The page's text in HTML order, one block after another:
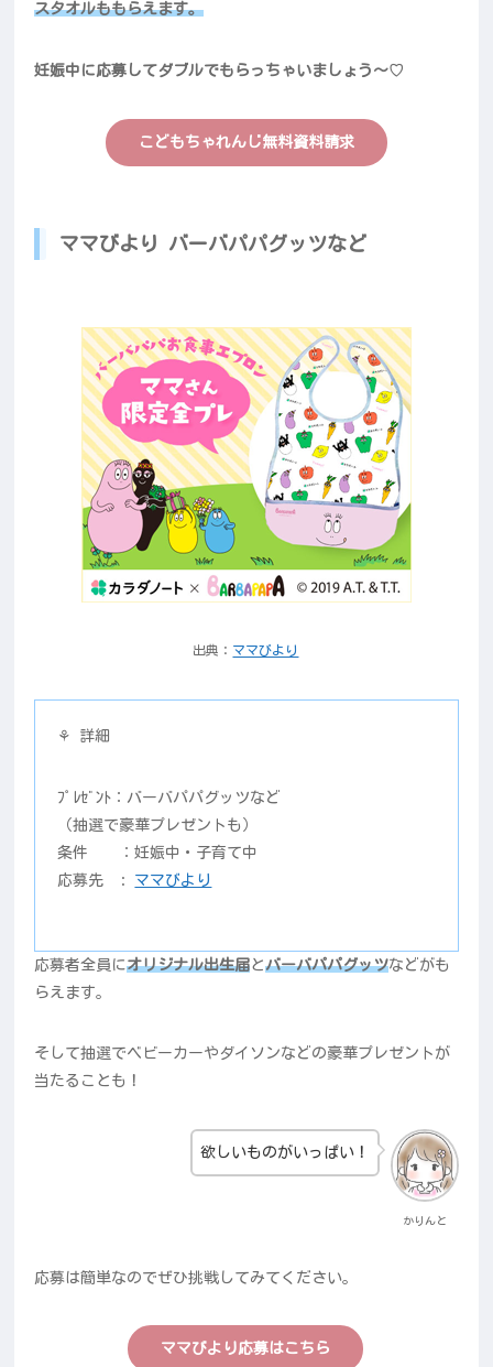
スタオルももらえます。
妊娠中に応募してダブルでもらっちゃいましょう～♡
こどもちゃれんじ無料資料請求
ママびより バーバパパグッツなど
出典： ママびより
⚘ 詳細
ﾌﾟﾚｾﾞﾝﾄ：バーバパパグッツなど
（抽選で豪華プレゼントも）
条件 ：妊娠中・子育て中
応募先 : ママびより
応募者全員にオリジナル出生届とバーバパパグッツなどがも
らえます。
そして抽選でベビーカーやダイソンなどの豪華プレゼントが
当たることも！
かりんと
欲しいものがいっぱい！
応募は簡単なのでぜひ挑戦してみてください。
ママびより応募はこちら